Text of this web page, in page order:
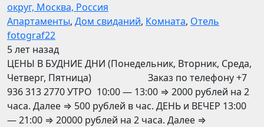
округ, Москва, Россия
Апартаменты, Дом свиданий, Комната, Отель
fotograf22
5 лет назад
ЦЕНЫ В БУДНИЕ ДНИ (Понедельник, Вторник, Среда,
Четверг, Пятница) Заказ по телефону +7
936 313 2770 УТРО 10:00 — 13:00 ⇒ 2000 рублей на 2
часа. Далее ⇒ 500 рублей в час. ДЕНЬ и ВЕЧЕР 13:00
— 21:00 ⇒ 20000 рублей на 2 часа. Далее ⇒